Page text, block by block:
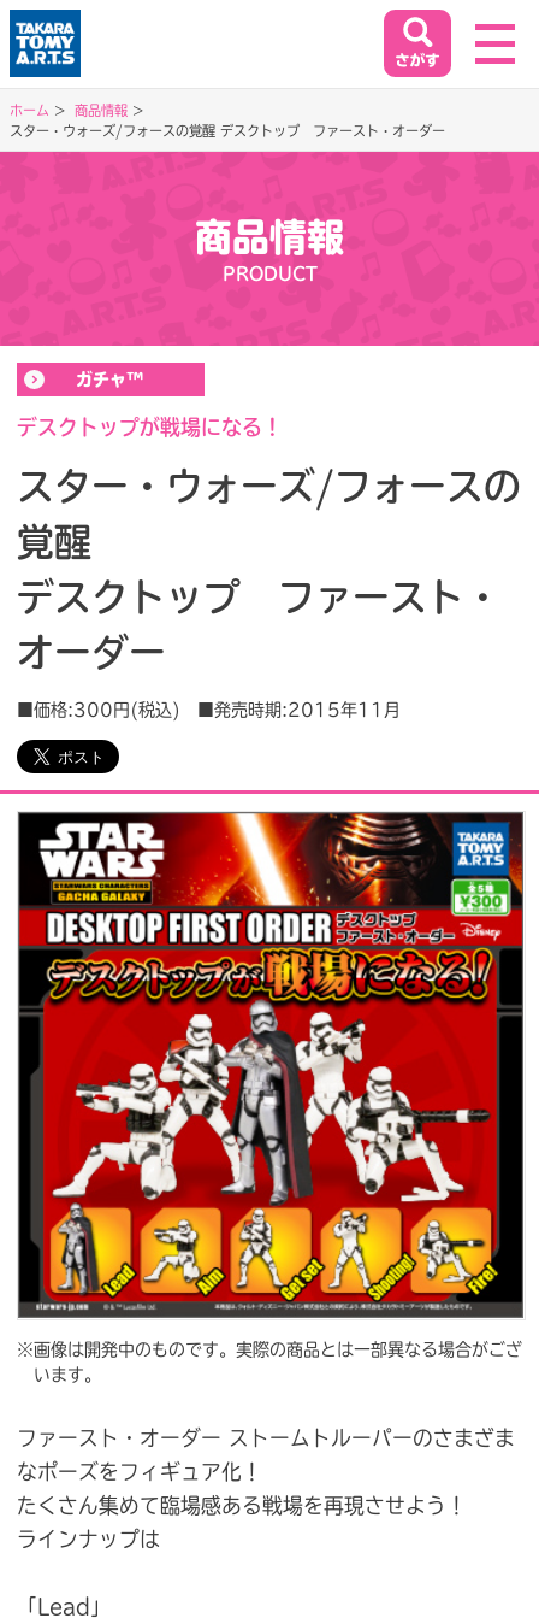
ホーム
イベント&キャンペーン
EVENT&CAMPAIGN
お客様相談室
会社情報 採用情報
ビジネスのお客様
閉じる
閉じる
ホーム
商品情報
スター・ウォーズ/フォースの覚醒 デスクトップ ファースト・オーダー
商品情報
PRODUCT
ガチャ™
デスクトップが戦場になる！
スター・ウォーズ/フォースの
覚醒
デスクトップ ファースト・
オーダー
■価格:300円(税込) ■発売時期:2015年11月
※画像は開発中のものです。実際の商品とは一部異なる場合がござ
います。
ファースト・オーダー ストームトルーパーのさまざま
なポーズをフィギュア化！
たくさん集めて臨場感ある戦場を再現させよう！
ラインナップは
「Lead」